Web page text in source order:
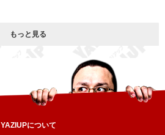
もっと見る
YAZIUPについて